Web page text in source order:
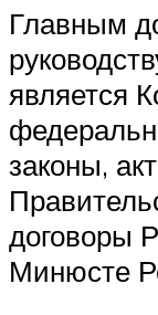
Главным
является
законы,
договоры
Минюсте